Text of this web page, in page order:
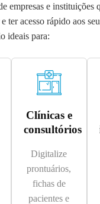
empresas e instituições
ter acesso rápido aos
ideais para:
Clínicas e
consultórios
Digitalize
prontuários,
fichas de
pacientes e